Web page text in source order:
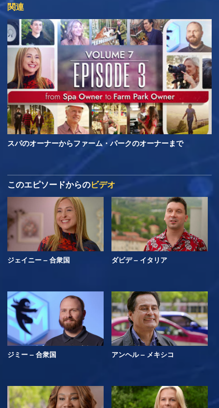
関連
スパのオーナーからファーム・パークのオーナーまで
このエピソードからのビデオ
ジェイニー – 合衆国 ダビデ – イタリア
ジミー – 合衆国 アンヘル – メキシコ